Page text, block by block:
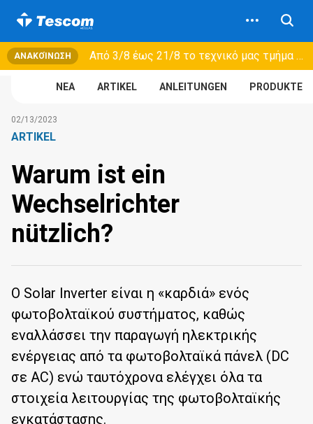
ΑΝΑΚΟΊΝΩΣΗ Από 3/8 έως 21/8 τo τεχνικό μας τμήμα θα εξυπηρετεί μόνο συμβόλαια συντήρησης και όχι νέες παραλαβές →
NEA ARTIKEL ANLEITUNGEN PRODUKTE
02/13/2023
ARTIKEL
Warum ist ein
Wechselrichter
nützlich?
Ο Solar Inverter είναι η «καρδιά» ενός
φωτοβολταϊκού συστήματος, καθώς
εναλλάσσει την παραγωγή ηλεκτρικής
ενέργειας από τα φωτοβολταϊκά πάνελ (DC
σε AC) ενώ ταυτόχρονα ελέγχει όλα τα
στοιχεία λειτουργίας της φωτοβολταϊκής
εγκατάστασης.